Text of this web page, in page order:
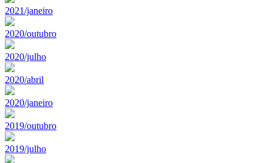
2021/janeiro
2020/outubro
2020/julho
2020/abril
2020/janeiro
2019/outubro
2019/julho